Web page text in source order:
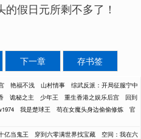
假日元所剩不多了！
下一章 存书签
艳福不浅 山村情事
综武反派：开局征服宁中
诡秘之主 少年王 重生香港之娱乐后宫
回到
我是楚球王 苟在女魔头身边偷偷修炼
官
亿当鬼王 穿到六零满世界找宝藏
空间：我在六